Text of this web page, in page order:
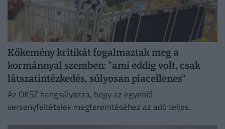
Kőkemény kritikát fogalmaztak meg a
kormánnyal szemben: "ami eddig volt, csak
látszatintézkedés, súlyosan piacellenes"
Az OKSZ hangsúlyozza, hogy az egyenlő
versenyfeltételek megteremtéséhez az adó teljes